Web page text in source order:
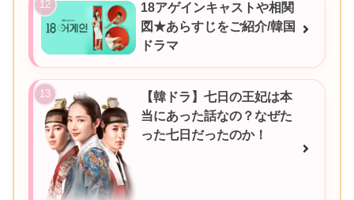
18アゲインキャストや相関
図★あらすじをご紹介/韓国
ドラマ
【韓ドラ】七日の王妃は本
当にあった話なの？なぜた
った七日だったのか！